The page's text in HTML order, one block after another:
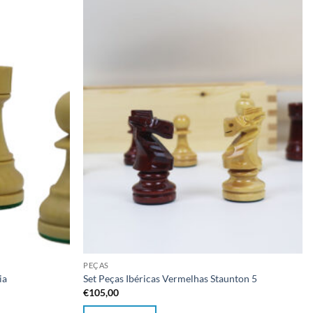
PEÇAS
Set Peças Ibéricas Vermelhas Staunton 5
€105,00